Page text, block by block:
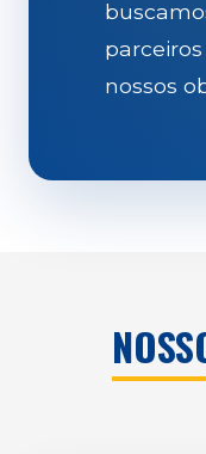
nossos